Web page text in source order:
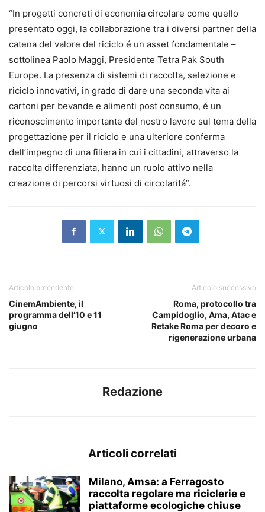
“In progetti concreti di economia circolare come quello
presentato oggi, la collaborazione tra i diversi partner della
catena del valore del riciclo é un asset fondamentale –
sottolinea Paolo Maggi, Presidente Tetra Pak South
Europe. La presenza di sistemi di raccolta, selezione e
riciclo innovativi, in grado di dare una seconda vita ai
cartoni per bevande e alimenti post consumo, é un
riconoscimento importante del nostro lavoro sul tema della
progettazione per il riciclo e una ulteriore conferma
dell’impegno di una filiera in cui i cittadini, attraverso la
raccolta differenziata, hanno un ruolo attivo nella
creazione di percorsi virtuosi di circolaritá”.
Articolo precedente
CinemAmbiente, il
programma dell’10 e 11
giugno
Articolo successivo
Roma, protocollo tra
Campidoglio, Ama, Atac e
Retake Roma per decoro e
rigenerazione urbana
Redazione
Articoli correlati
Milano, Amsa: a Ferragosto
raccolta regolare ma riciclerie e
piattaforme ecologiche chiuse